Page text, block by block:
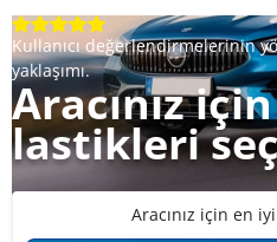
Kullanıcı değerlendirmelerinin
yaklaşımı.
Aracınız
lastikleri
Aracınız için en